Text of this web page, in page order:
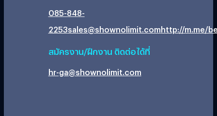
085-848-
2253sales@shownolimit.comhttp://m.me/
สมัครงาน/ฝึกงาน ติดต่อได้ที่
hr-ga@shownolimit.com